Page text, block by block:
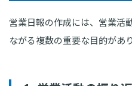
営業日報の作成には、営業活
ながる複数の重要な目的があ